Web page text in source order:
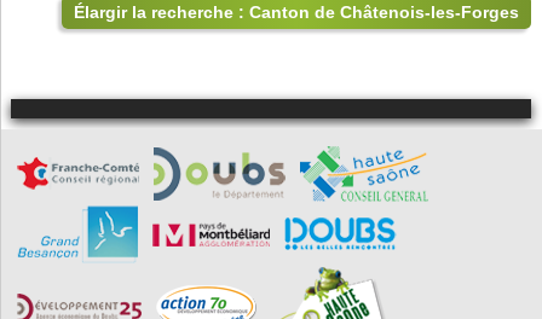
Élargir la recherche : Canton de Châtenois-les-Forges